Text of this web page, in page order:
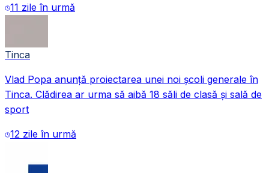
11 zile în urmă
Tinca
Vlad Popa anunță proiectarea unei noi școli generale în
Tinca. Clădirea ar urma să aibă 18 săli de clasă și sală de
sport
12 zile în urmă